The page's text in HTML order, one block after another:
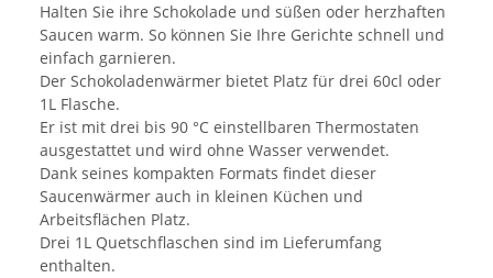
Halten Sie ihre Schokolade und süßen oder herzhaften
Saucen warm. So können Sie Ihre Gerichte schnell und
einfach garnieren.
Der Schokoladenwärmer bietet Platz für drei 60cl oder
1L Flasche.
Er ist mit drei bis 90 °C einstellbaren Thermostaten
ausgestattet und wird ohne Wasser verwendet.
Dank seines kompakten Formats findet dieser
Saucenwärmer auch in kleinen Küchen und
Arbeitsflächen Platz.
Drei 1L Quetschflaschen sind im Lieferumfang
enthalten.